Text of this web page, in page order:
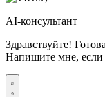
AI-консультант
Здравствуйте!
Напишите мне, если